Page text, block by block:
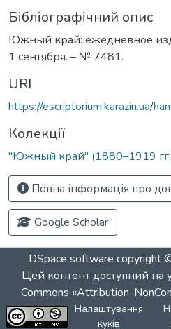
Бібліографічний опис
Южный край: ежедневное
1 сентября. – № 7481.
URI
https://escriptorium.karazin.ua/
Колекції
"Южный край" (1880–1919
Повна інформація про
Google Scholar
DSpace software copyright
Цей контент доступний на
Commons «Attribution-
Налаштування
куків